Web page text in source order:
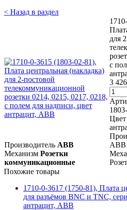
< Назад в раздел
для
с
3
Цвет
ABB
Производитель ABB
Механизм Розетки
коммуникационные
Похожие товары
1710-0-3617 (1750-81), Плата
для разъёмов BNC и TNC,
антрацит, ABB